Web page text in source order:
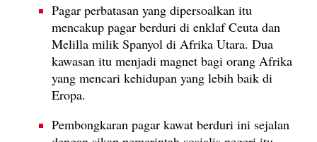
Pagar perbatasan yang dipersoalkan itu
mencakup pagar berduri di enklaf Ceuta dan
Melilla milik Spanyol di Afrika Utara. Dua
kawasan itu menjadi magnet bagi orang Afrika
yang mencari kehidupan yang lebih baik di
Eropa.
Pembongkaran pagar kawat berduri ini sejalan